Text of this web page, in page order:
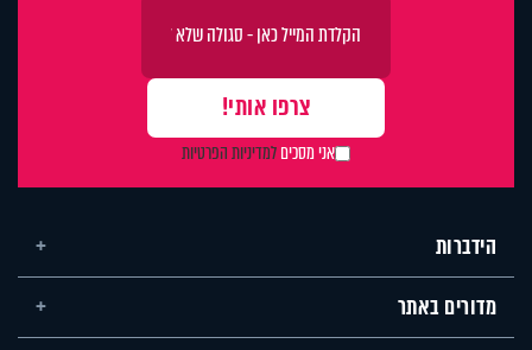
אני מסכיםלמדיניות הפרטיות
הידברות
מדורים באתר